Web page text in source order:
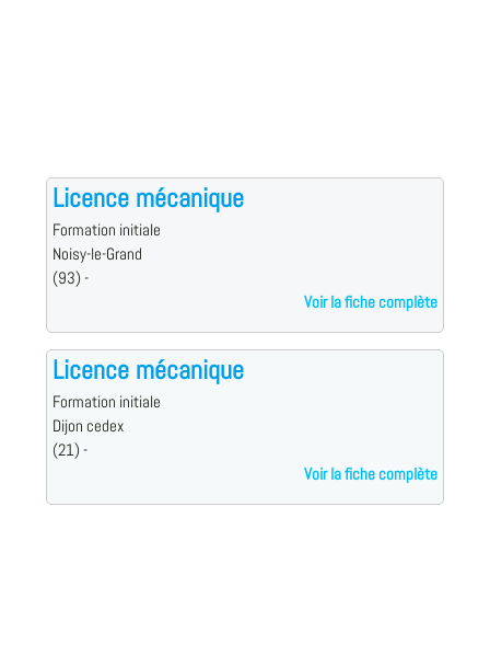
Licence mécanique
Formation initiale
Noisy-le-Grand
(93) -
Voir la fiche complète
Licence mécanique
Formation initiale
Dijon cedex
(21) -
Voir la fiche complète